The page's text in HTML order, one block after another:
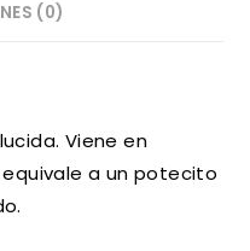
(0)
Viene en
a un potecito